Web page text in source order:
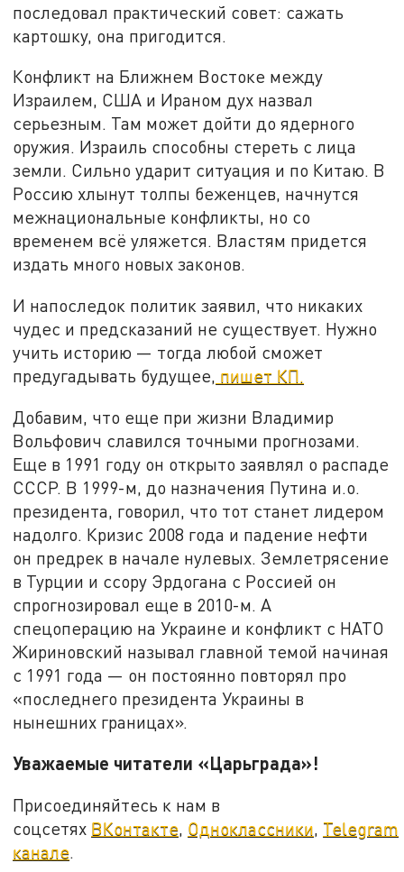
последовал практический совет: сажать
картошку, она пригодится.
Конфликт на Ближнем Востоке между
Израилем, США и Ираном дух назвал
серьезным. Там может дойти до ядерного
оружия. Израиль способны стереть с лица
земли. Сильно ударит ситуация и по Китаю. В
Россию хлынут толпы беженцев, начнутся
межнациональные конфликты, но со
временем всё уляжется. Властям придется
издать много новых законов.
И напоследок политик заявил, что никаких
чудес и предсказаний не существует. Нужно
учить историю — тогда любой сможет
предугадывать будущее, пишет КП.
Добавим, что еще при жизни Владимир
Вольфович славился точными прогнозами.
Еще в 1991 году он открыто заявлял о распаде
СССР. В 1999-м, до назначения Путина и.о.
президента, говорил, что тот станет лидером
надолго. Кризис 2008 года и падение нефти
он предрек в начале нулевых. Землетрясение
в Турции и ссору Эрдогана с Россией он
спрогнозировал еще в 2010-м. А
спецоперацию на Украине и конфликт с НАТО
Жириновский называл главной темой начиная
с 1991 года — он постоянно повторял про
«последнего президента Украины в
нынешних границах».
Уважаемые читатели «Царьграда»!
Присоединяйтесь к нам в
соцсетях ВКонтакте, Одноклассники, Telegram
канале.